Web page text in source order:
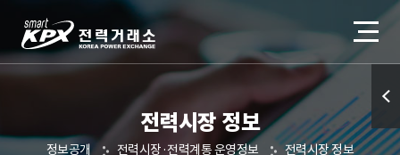
전력시장 정보
정보공개 전력시장·전력계통 운영정보
전력시장 정보
퀵메